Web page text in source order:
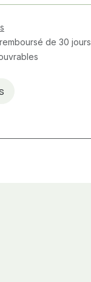
de 30 jours